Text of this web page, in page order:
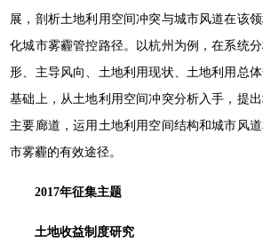
展，剖析土地利用空间冲突与城市风道在该
化城市雾霾管控路径。以杭州为例，在系统
形、主导风向、土地利用现状、土地利用总
基础上，从土地利用空间冲突分析入手，提
主要廊道，运用土地利用空间结构和城市风
市雾霾的有效途径。
2017年征集主题
土地收益制度研究